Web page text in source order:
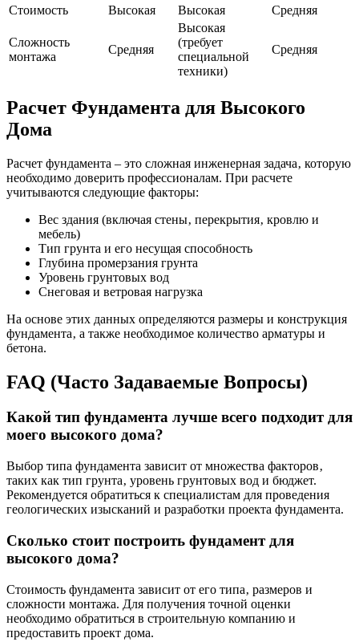
Стоимость
Высокая Высокая Средняя
Сложность
монтажа
Средняя
Высокая
(требует
специальной
техники)
Средняя
Расчет Фундамента для Высокого
Дома
Расчет фундамента – это сложная инженерная задача‚ которую
необходимо доверить профессионалам. При расчете
учитываются следующие факторы:
Вес здания (включая стены‚ перекрытия‚ кровлю и
мебель)
Тип грунта и его несущая способность
Глубина промерзания грунта
Уровень грунтовых вод
Снеговая и ветровая нагрузка
На основе этих данных определяются размеры и конструкция
фундамента‚ а также необходимое количество арматуры и
бетона.
FAQ (Часто Задаваемые Вопросы)
Какой тип фундамента лучше всего подходит для
моего высокого дома?
Выбор типа фундамента зависит от множества факторов‚
таких как тип грунта‚ уровень грунтовых вод и бюджет.
Рекомендуется обратиться к специалистам для проведения
геологических изысканий и разработки проекта фундамента.
Сколько стоит построить фундамент для
высокого дома?
Стоимость фундамента зависит от его типа‚ размеров и
сложности монтажа. Для получения точной оценки
необходимо обратиться в строительную компанию и
предоставить проект дома.